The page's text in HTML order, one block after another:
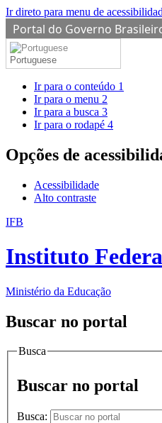
Ir direto para menu de
Portal do Governo
Portuguese
Ir para o conteúdo 1
Ir para o menu 2
Ir para a busca 3
Ir para o rodapé 4
Opções de
Acessibilidade
Alto contraste
IFB
Instituto
Ministério da Educação
Buscar no portal
Busca
Buscar no portal
Busca: